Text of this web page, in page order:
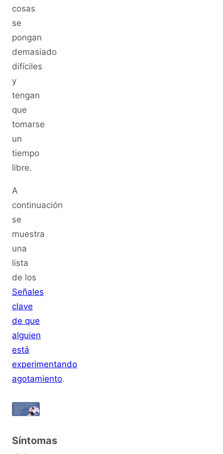
cosas
se
pongan
demasiado
difíciles
y
tengan
que
tomarse
un
tiempo
libre.
A
continuación
se
muestra
una
lista
de los
Señales
clave
de que
alguien
está
experimentando
agotamiento.
Síntomas